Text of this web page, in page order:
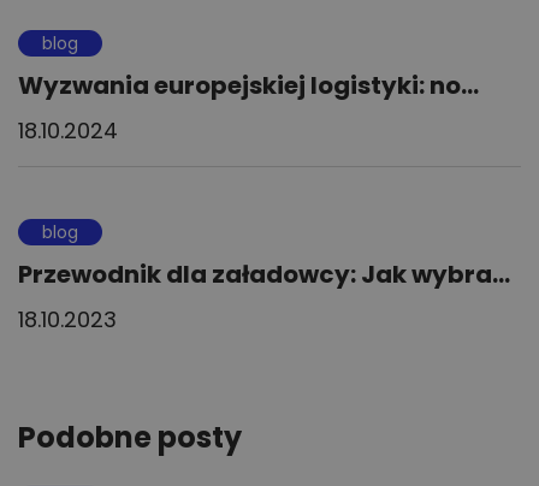
blog
Wyzwania europejskiej logistyki: no...
18.10.2024
blog
Przewodnik dla załadowcy: Jak wybra...
18.10.2023
Podobne posty